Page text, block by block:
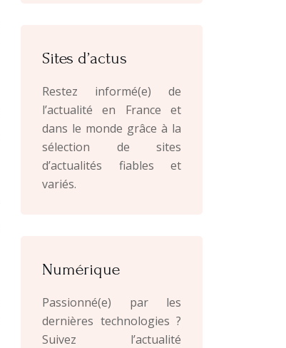
Sites d’actus
Restez informé(e) de
l’actualité en France et
dans le monde grâce à la
sélection de sites
d’actualités fiables et
variés.
Numérique
Passionné(e) par les
dernières technologies ?
Suivez l’actualité